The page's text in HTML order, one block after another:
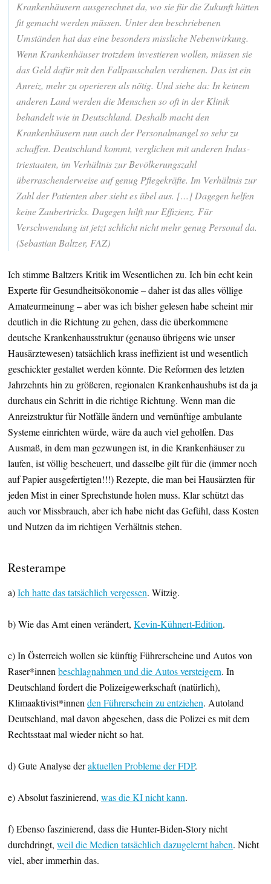
Krankenhäusern ausgerechnet da, wo sie für die Zukunft hätten
fit gemacht werden müssen. Unter den beschriebenen
Umständen hat das eine besonders missliche Nebenwirkung.
Wenn Krankenhäuser trotzdem investieren wollen, müssen sie
das Geld dafür mit den Fallpauschalen verdienen. Das ist ein
Anreiz, mehr zu operieren als nötig. Und siehe da: In keinem
anderen Land werden die Menschen so oft in der Klinik
behandelt wie in Deutschland. Deshalb macht den
Krankenhäusern nun auch der Personalmangel so sehr zu
schaffen. Deutschland kommt, verglichen mit anderen Indus­
triestaaten, im Verhältnis zur Bevölkerungszahl
überraschenderweise auf genug Pflegekräfte. Im Verhältnis zur
Zahl der Patienten aber sieht es übel aus. […] Dagegen helfen
keine Zaubertricks. Dagegen hilft nur Effizienz. Für
Verschwendung ist jetzt schlicht nicht mehr genug Personal da.
(Sebastian Baltzer, FAZ)
Ich stimme Baltzers Kritik im Wesentlichen zu. Ich bin echt kein
Experte für Gesundheitsökonomie – daher ist das alles völlige
Amateurmeinung – aber was ich bisher gelesen habe scheint mir
deutlich in die Richtung zu gehen, dass die überkommene
deutsche Krankenhausstruktur (genauso übrigens wie unser
Hausärztewesen) tatsächlich krass ineffizient ist und wesentlich
geschickter gestaltet werden könnte. Die Reformen des letzten
Jahrzehnts hin zu größeren, regionalen Krankenhaushubs ist da ja
durchaus ein Schritt in die richtige Richtung. Wenn man die
Anreizstruktur für Notfälle ändern und vernünftige ambulante
Systeme einrichten würde, wäre da auch viel geholfen. Das
Ausmaß, in dem man gezwungen ist, in die Krankenhäuser zu
laufen, ist völlig bescheuert, und dasselbe gilt für die (immer noch
auf Papier ausgefertigten!!!) Rezepte, die man bei Hausärzten für
jeden Mist in einer Sprechstunde holen muss. Klar schützt das
auch vor Missbrauch, aber ich habe nicht das Gefühl, dass Kosten
und Nutzen da im richtigen Verhältnis stehen.
Resterampe
a)Ich hatte das tatsächlich vergessen. Witzig.
b) Wie das Amt einen verändert, Kevin-Kühnert-Edition.
c) In Österreich wollen sie künftig Führerscheine und Autos von
Raser*innen beschlagnahmen und die Autos versteigern. In
Deutschland fordert die Polizeigewerkschaft (natürlich),
Klimaaktivist*innen den Führerschein zu entziehen. Autoland
Deutschland, mal davon abgesehen, dass die Polizei es mit dem
Rechtsstaat mal wieder nicht so hat.
d) Gute Analyse deraktuellen Probleme der FDP.
e) Absolut faszinierend, was die KI nicht kann.
f) Ebenso faszinierend, dass die Hunter-Biden-Story nicht
durchdringt, weil die Medien tatsächlich dazugelernt haben. Nicht
viel, aber immerhin das.